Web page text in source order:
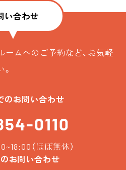
い合わせ
ームへのご予約など、お気軽
のお問い合わせ
0110
（ほぼ無休）
お問い合わせ